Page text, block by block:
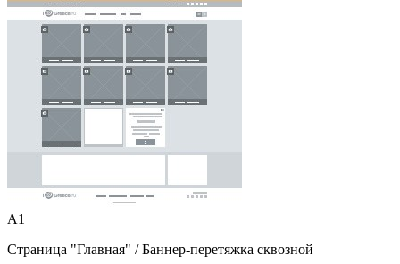
A1
Страница "Главная" / Баннер-перетяжка сквозной